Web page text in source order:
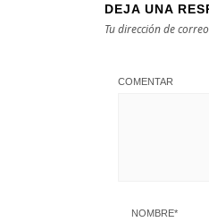
DEJA UNA
Tu dirección de
COMENTAR
NOMBRE*